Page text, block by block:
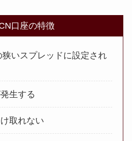
口座の特徴
いスプレッドに設定され
生する
取れない